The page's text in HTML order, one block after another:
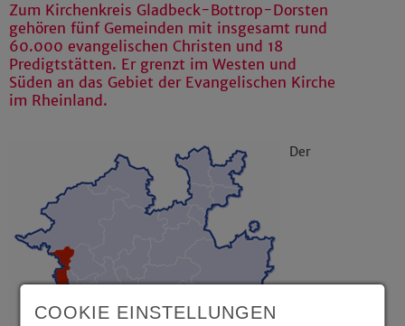
Zum Kirchenkreis Gladbeck-Bottrop-Dorsten
gehören fünf Gemeinden mit insgesamt rund
60.000 evangelischen Christen und 18
Predigtstätten. Er grenzt im Westen und
Süden an das Gebiet der Evangelischen Kirche
im Rheinland.
Der
COOKIE EINSTELLUNGEN